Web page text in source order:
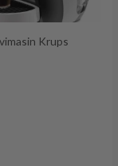
Krups